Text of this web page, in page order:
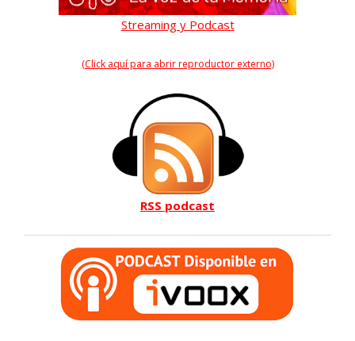
Streaming y Podcast
(Click aquí para abrir reproductor externo)
RSS podcast